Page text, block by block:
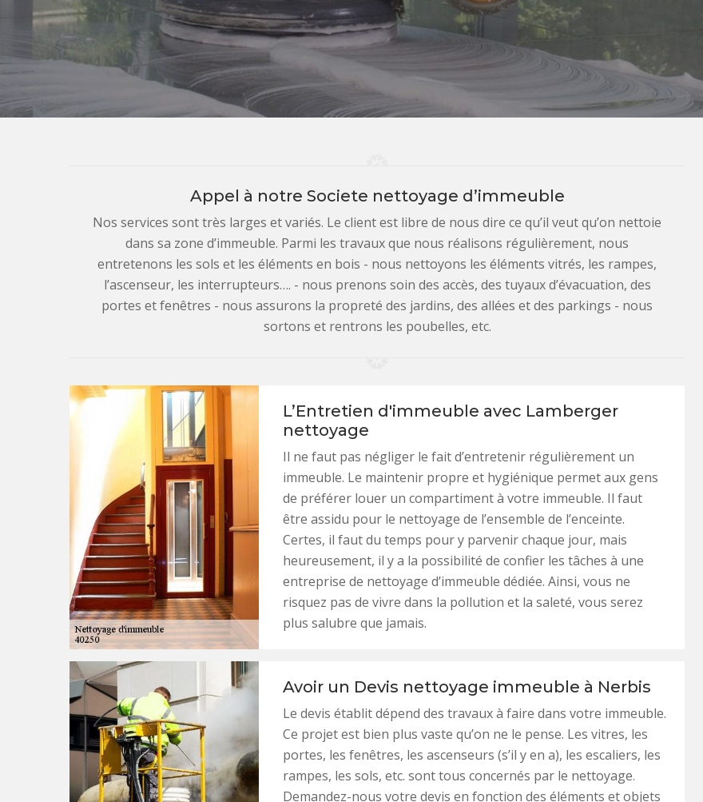
Appel à notre Societe nettoyage d’immeuble
Nos services sont très larges et variés. Le client est libre de nous dire ce qu’il veut qu’on nettoie
dans sa zone d’immeuble. Parmi les travaux que nous réalisons régulièrement, nous
entretenons les sols et les éléments en bois - nous nettoyons les éléments vitrés, les rampes,
l’ascenseur, les interrupteurs…. - nous prenons soin des accès, des tuyaux d’évacuation, des
portes et fenêtres - nous assurons la propreté des jardins, des allées et des parkings - nous
sortons et rentrons les poubelles, etc.
L’Entretien d'immeuble avec Lamberger
nettoyage
Il ne faut pas négliger le fait d’entretenir régulièrement un
immeuble. Le maintenir propre et hygiénique permet aux gens
de préférer louer un compartiment à votre immeuble. Il faut
être assidu pour le nettoyage de l’ensemble de l’enceinte.
Certes, il faut du temps pour y parvenir chaque jour, mais
heureusement, il y a la possibilité de confier les tâches à une
entreprise de nettoyage d’immeuble dédiée. Ainsi, vous ne
risquez pas de vivre dans la pollution et la saleté, vous serez
plus salubre que jamais.
Avoir un Devis nettoyage immeuble à Nerbis
Le devis établit dépend des travaux à faire dans votre immeuble.
Ce projet est bien plus vaste qu’on ne le pense. Les vitres, les
portes, les fenêtres, les ascenseurs (s’il y en a), les escaliers, les
rampes, les sols, etc. sont tous concernés par le nettoyage.
Demandez-nous votre devis en fonction des éléments et objets